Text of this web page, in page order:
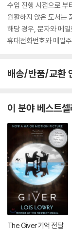
수입 진행 시점으로
원활하지 않은 도서는
해당 경우, 문자와 메
휴대전화번호와 메일
배송/반품/교환
이 분야 베스트셀
The Giver 기억 전달